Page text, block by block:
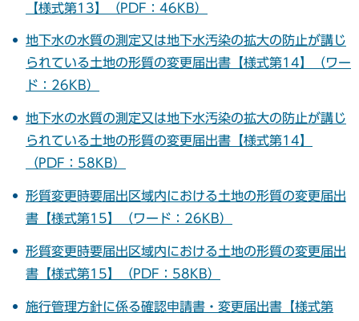
【様式第13】（PDF：46KB）
地下水の水質の測定又は地下水汚染の拡大の防止が講じ
られている土地の形質の変更届出書【様式第14】（ワー
ド：26KB）
地下水の水質の測定又は地下水汚染の拡大の防止が講じ
られている土地の形質の変更届出書【様式第14】
（PDF：58KB）
形質変更時要届出区域内における土地の形質の変更届出
書【様式第15】（ワード：26KB）
形質変更時要届出区域内における土地の形質の変更届出
書【様式第15】（PDF：58KB）
施行管理方針に係る確認申請書・変更届出書【様式第